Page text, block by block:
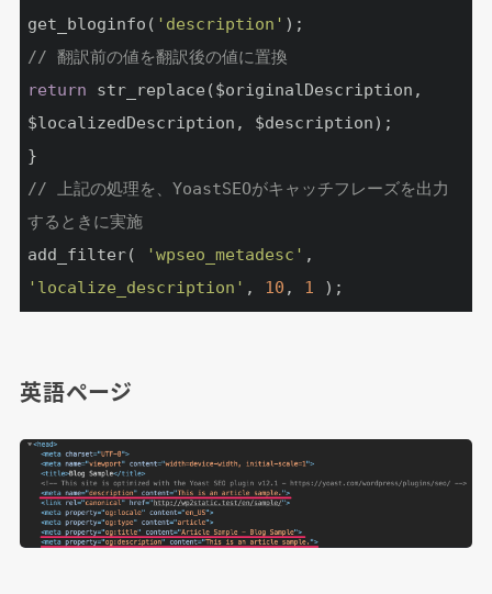
get_bloginfo( 'description'
// 翻訳前の値を翻訳後の値に置換
return str_replace($originalDescription,
$localizedDescription, $description);
// 上記の処理を、YoastSEOがキャッチフレーズを出力
するときに実施
add_filter(
'wpseo_metadesc'
'localize_description' , 10 , 1 );
英語ページ